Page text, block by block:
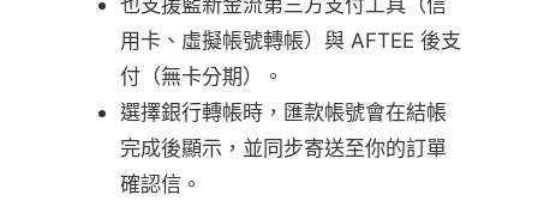
用卡、虛擬帳號轉帳）與 AFTEE 後支
付（無卡分期）。
選擇銀行轉帳時，匯款帳號會在結帳
完成後顯示，並同步寄送至你的訂單
確認信。